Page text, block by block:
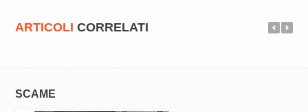
ARTICOLI CORRELATI
SCAME